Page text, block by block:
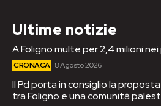
Ultime notizie
A Foligno multe per 2,4 milioni nei
CRONACA 8 Agosto 2026
Il Pd porta in consiglio la
tra Foligno e una comunità